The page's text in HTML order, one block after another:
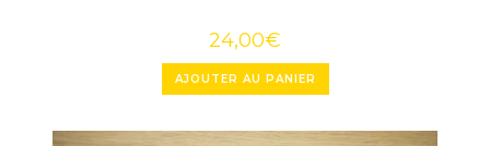
24,00€
AJOUTER AU PANIER